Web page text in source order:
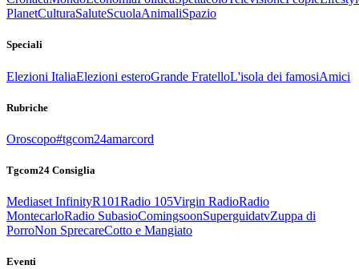
PlanetCulturaSaluteScuolaAnimaliSpazio
Speciali
Elezioni ItaliaElezioni esteroGrande FratelloL'isola dei famosiAmici
Rubriche
Oroscopo#tgcom24amarcord
Tgcom24 Consiglia
Mediaset InfinityR101Radio 105Virgin RadioRadio
MontecarloRadio SubasioComingsoonSuperguidatvZuppa di
PorroNon SprecareCotto e Mangiato
Eventi